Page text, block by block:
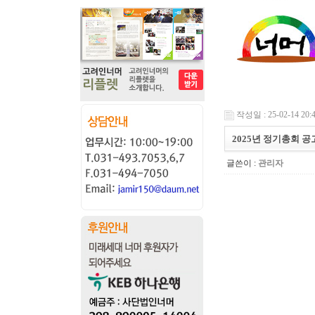
작성일 : 25-02-14
2025년 정기총회 공
글쓴이 : 관리자